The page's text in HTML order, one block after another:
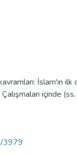
İslam'ın ilk
içinde
3979